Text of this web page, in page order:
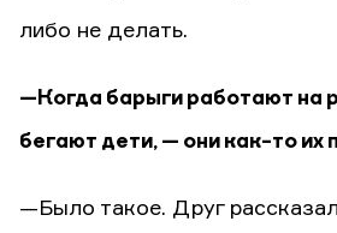
либо не делать.
—Когда барыги работают на
бегают дети, — они как-то их
—Было такое. Друг